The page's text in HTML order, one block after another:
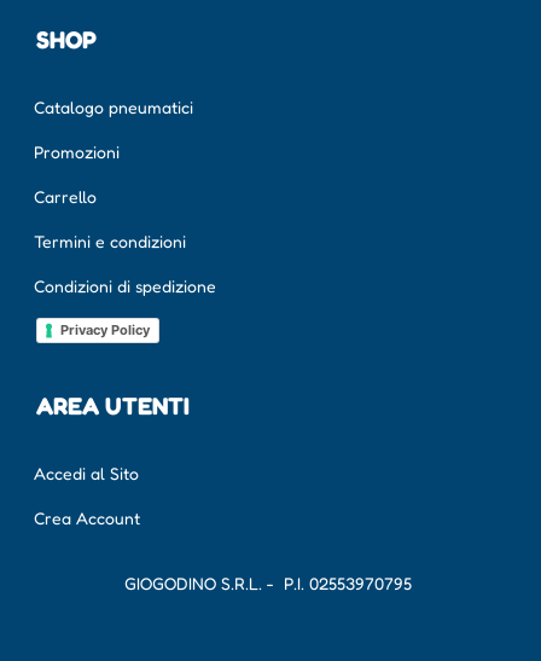
SHOP
Catalogo pneumatici
Promozioni
Carrello
Termini e condizioni
Condizioni di spedizione
Privacy Policy
AREA UTENTI
Accedi al Sito
Crea Account
GIOGODINO S.R.L. - P.I. 02553970795